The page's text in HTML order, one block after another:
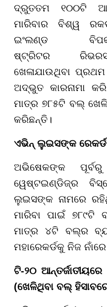
ଦ୍ରୁତତମ ୧୦୦ଟି
ମାରିବାର ବିଶ୍ୱ
ଇଂଲଣ୍ଡ
ଷ୍ଟ୍ରିଟର
ଖେଳାଯାଉଥିବା
ଅଦ୍ଭୁତ କାରନାମା
ମାତ୍ର ୭୮୫ଟି ବଲ୍
କରିଛନ୍ତି।
ଏଭିନ୍ ଲୁଇସଙ୍କ
ଅଭିଷେକଙ୍କ
ୱେଷ୍ଟଇଣ୍ଡିଜ୍ର
ଲୁଇସଙ୍କ ନାମରେ
ମାରିବା ପାଇଁ ୭୮୯ଟି
ମାତ୍ର ୪ଟି ବଲ୍ର
ମହାରେକର୍ଡକୁ ନିଜ
ଟି-୨୦
(ଖେଳିଥିବା ବଲ୍